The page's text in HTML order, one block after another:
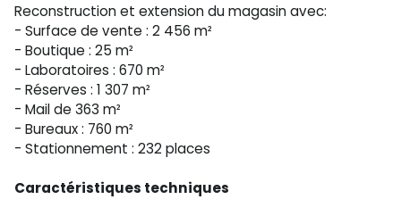
Reconstruction et extension du magasin avec:
- Surface de vente : 2 456 m²
- Boutique : 25 m²
- Laboratoires : 670 m²
- Réserves : 1 307 m²
- Mail de 363 m²
- Bureaux : 760 m²
- Stationnement : 232 places
Caractéristiques techniques